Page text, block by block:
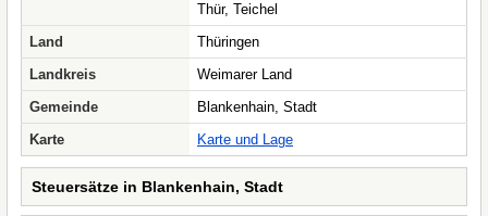
Thür, Teichel
Land
Thüringen
Landkreis
Weimarer Land
Gemeinde
Blankenhain, Stadt
Karte
Karte und Lage
Steuersätze in Blankenhain, Stadt